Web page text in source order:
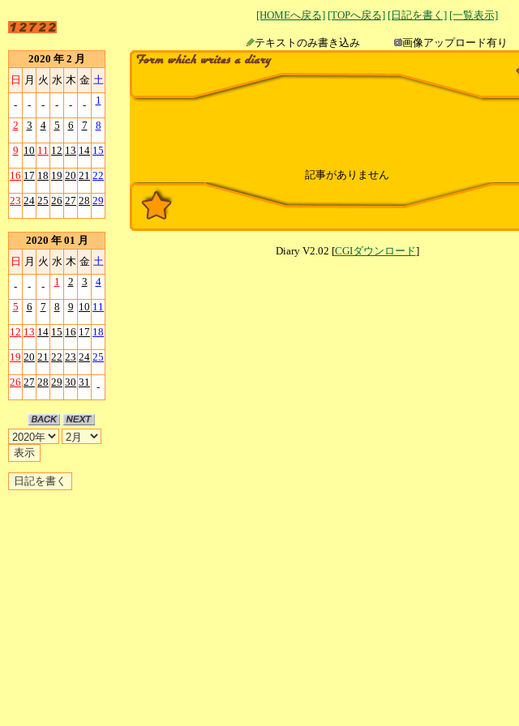
[HOMEへ戻る] [TOPへ戻る] [日記を書く] [一覧表示]
テキストのみ書き込み
画像アップロード有り
2020 年 2 月
日 月 火 水 木 金 土
- - - - - - 1
2 3 4 5 6 7 8
9 10 11 12 13 14 15
16 17 18 19 20 21 22
23 24 25 26 27 28 29
2020 年 01 月
日 月 火 水 木 金 土
- - - 1 2 3 4
5 6 7 8 9 10 11
12 13 14 15 16 17 18
19 20 21 22 23 24 25
26 27 28 29 30 31 -
記事がありません
Diary V2.02 [CGIダウンロード]